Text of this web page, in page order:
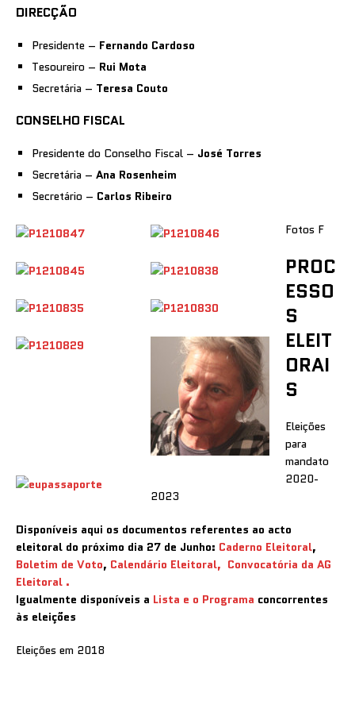
DIRECÇÃO
Presidente – Fernando Cardoso
Tesoureiro – Rui Mota
Secretária – Teresa Couto
CONSELHO FISCAL
Presidente do Conselho Fiscal – José Torres
Secretária – Ana Rosenheim
Secretário – Carlos Ribeiro
Fotos F
PROC
ESSO
S
ELEIT
ORAI
S
Eleições
para
mandato
2020-
2023
Disponíveis aqui os documentos referentes ao acto
eleitoral do próximo dia 27 de Junho: Caderno Eleitoral,
Boletim de Voto, Calendário Eleitoral, Convocatória da AG
Eleitoral .
Igualmente disponíveis a Lista e o Programa concorrentes
às eleições
Eleições em 2018